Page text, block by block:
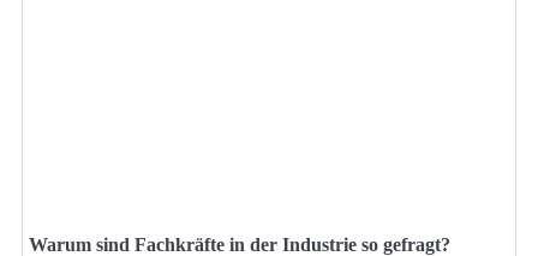
Warum sind Fachkräfte in der Industrie so gefragt?